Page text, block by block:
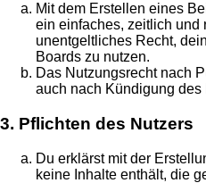
Mit dem Erstellen eines
ein einfaches, zeitlich und
unentgeltliches Recht,
Boards zu nutzen.
Das Nutzungsrecht nach
auch nach Kündigung
3. Pflichten des Nutzers
Du erklärst mit der
keine Inhalte enthält, die